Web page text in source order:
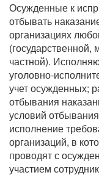
Осужденные к
отбывать
организациях
(государственной,
частной).
уголовно-
учет осужденных;
отбывания
условий
исполнение
организаций, в
проводят с
участием